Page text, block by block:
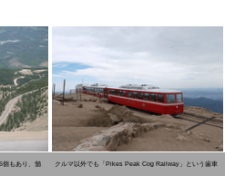
個もあり、舗 クルマ以外でも「Pikes Peak Cog Railway」という歯車